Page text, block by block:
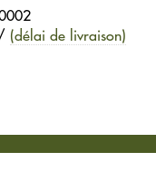
(délai de livraison)